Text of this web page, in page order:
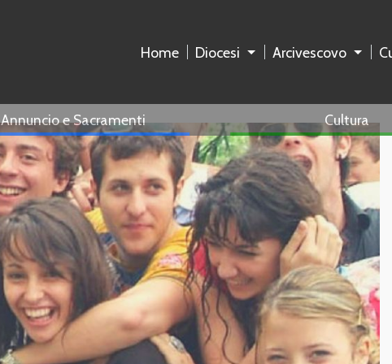
Home Diocesi Arcivescovo
Annuncio e Sacramenti Cultura